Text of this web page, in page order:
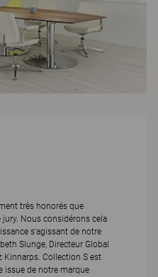
très honorés que
Nous considérons cela
s'agissant de notre
Slunge, Directeur Global
Kinnarps. Collection S est
issue de notre marque